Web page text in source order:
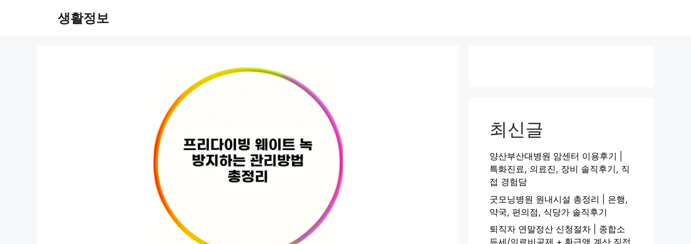
생활정보
최신글
양산부산대병원 암센터 이용후기 |
특화진료, 의료진, 장비 솔직후기, 직
접 경험담
굿모닝병원 원내시설 총정리 | 은행,
약국, 편의점, 식당가 솔직후기
퇴직자 연말정산 신청절차 | 종합소
득세/의료비공제 + 환급액 계산 직접